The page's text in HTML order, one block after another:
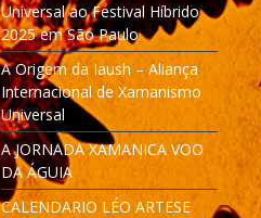
Universal ao Festival Híbrido
2025 em São Paulo
A Origem da Iaush – Aliança
Internacional de Xamanismo
Universal
A JORNADA XAMANICA VOO
DA ÁGUIA
CALENDARIO LÉO ARTESE